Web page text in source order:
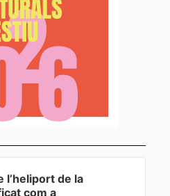
l’heliport de la
com a